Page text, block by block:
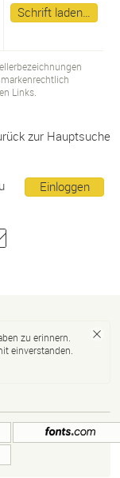
Schrift laden…
Links.
zur Hauptsuche
Einloggen
zu erinnern.
einverstanden.